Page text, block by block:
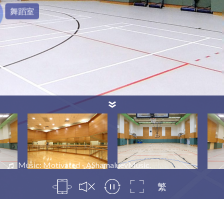
舞蹈室
繁
Music: Motivated - AShamaluevMusic.